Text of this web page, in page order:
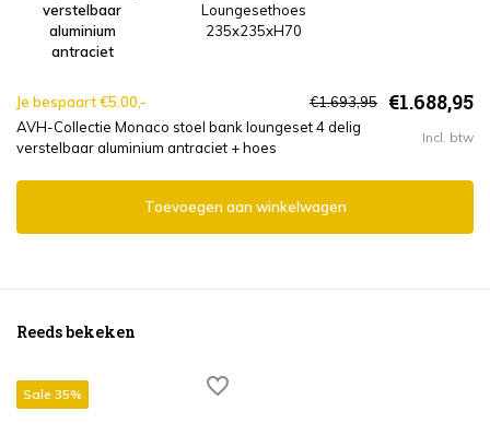
verstelbaar
aluminium
antraciet
Loungesethoes
235x235xH70
Je bespaart €5.00,- €1.693,95 €1.688,95
AVH-Collectie Monaco stoel bank loungeset 4 delig
verstelbaar aluminium antraciet + hoes
Incl. btw
Toevoegen aan winkelwagen
Reeds bekeken
Sale 35%